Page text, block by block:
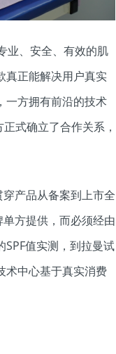
业、安全、有效的肌
真正能解决用户真实
一方拥有前沿的技术
式确立了合作关系，
产品从备案到上市全
方提供，而必须经由
值实测，到拉曼试
术中心基于真实消费